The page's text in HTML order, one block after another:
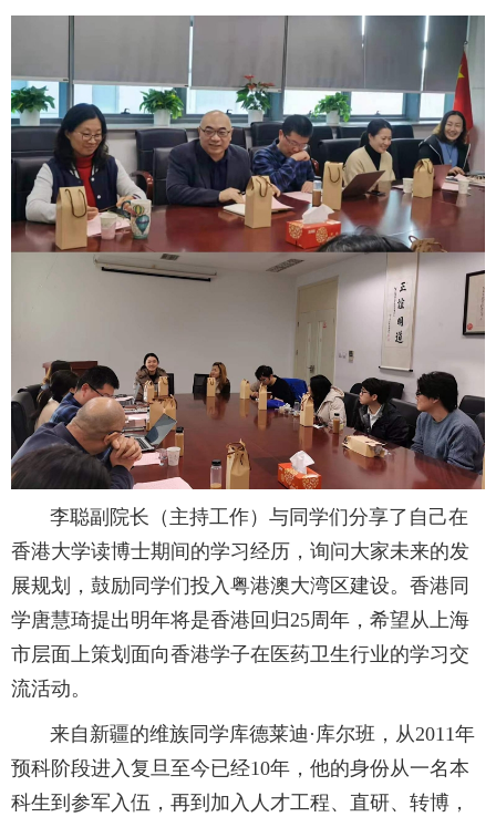
李聪副院长（主持工作）与同学们分享了自己在
香港大学读博士期间的学习经历，询问大家未来的发
展规划，鼓励同学们投入粤港澳大湾区建设。香港同
学唐慧琦提出明年将是香港回归25周年，希望从上海
市层面上策划面向香港学子在医药卫生行业的学习交
流活动。
来自新疆的维族同学库德莱迪·库尔班，从2011年
预科阶段进入复旦至今已经10年，他的身份从一名本
科生到参军入伍，再到加入人才工程、直研、转博，